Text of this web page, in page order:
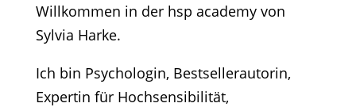
Willkommen in der hsp academy von
Sylvia Harke.
Ich bin Psychologin, Bestsellerautorin,
Expertin für Hochsensibilität,